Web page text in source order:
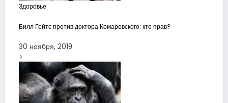
Здоровье
Билл Гейтс против доктора Комаровского: кто прав?
30 ноября, 2019